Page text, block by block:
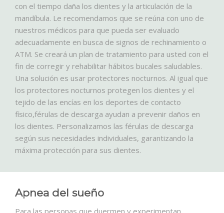
con el tiempo daña los dientes y la articulación de la
mandíbula. Le recomendamos que se reúna con uno de
nuestros médicos para que pueda ser evaluado
adecuadamente en busca de signos de rechinamiento o
ATM. Se creará un plan de tratamiento para usted con el
fin de corregir y rehabilitar hábitos bucales saludables.
Una solución es usar protectores nocturnos. Al igual que
los protectores nocturnos protegen los dientes y el
tejido de las encías en los deportes de contacto
físico,férulas de descarga ayudan a prevenir daños en
los dientes. Personalizamos las férulas de descarga
según sus necesidades individuales, garantizando la
máxima protección para sus dientes.
Apnea del sueño